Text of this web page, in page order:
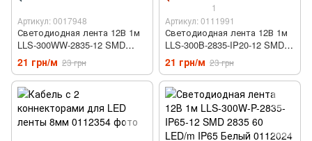
Артикул: 0017948
Светодиодная лента 12В 1м
LLS-300WW-2835-12 SMD
2835 60 LED/m IP20 Теплий
Белый
21 грн/м 23 грн
1
Артикул: 0111991
Светодиодная лента 12В 1м
LLS-300B-2835-IP20-12 SMD
2835 60 LED/m IP20 Синий
21 грн/м 23 грн